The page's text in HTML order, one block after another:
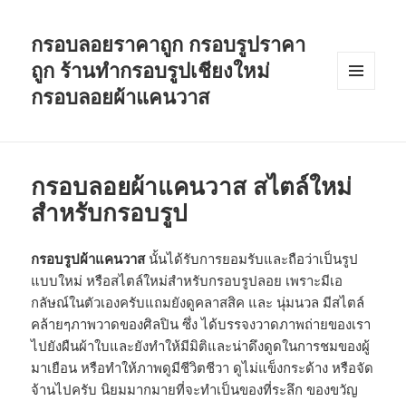
กรอบลอยราคาถูก กรอบรูปราคา
ถูก ร้านทำกรอบรูปเชียงใหม่
กรอบลอยผ้าแคนวาส
กรอบลอยผ้าแคนวาส สไตล์ใหม่
สำหรับกรอบรูป
กรอบรูปผ้าแคนวาสนั้นได้รับการยอมรับและถือว่าเป็นรูป
แบบใหม่ หรือสไตล์ใหม่สำหรับกรอบรูปลอย เพราะมีเอ
กลัษณ์ในตัวเองครับแถมยังดูคลาสสิค และ นุ่มนวล มีสไตล์
คล้ายๆภาพวาดของศิลปิน ซึ่ง ได้บรรจงวาดภาพถ่ายของเรา
ไปยังผืนผ้าใบและยังทำให้มีมิติและน่าดึงดูดในการชมของผู้
มาเยือน หรือทำให้ภาพดูมีชีวิตชีวา ดูไม่แข็งกระด้าง หรือจัด
จ้านไปครับ นิยมมากมายที่จะทำเป็นของที่ระลึก ของขวัญ